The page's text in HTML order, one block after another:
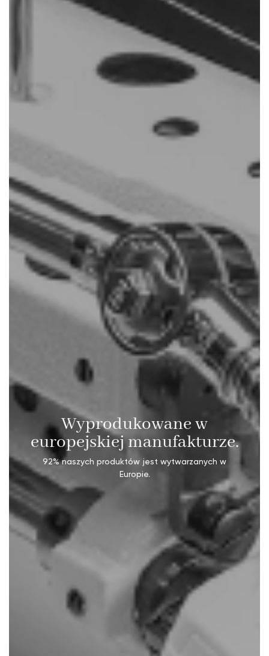
Wyprodukowane w
europejskiej manufakturze.
92% naszych produktów jest wytwarzanych w
Europie.